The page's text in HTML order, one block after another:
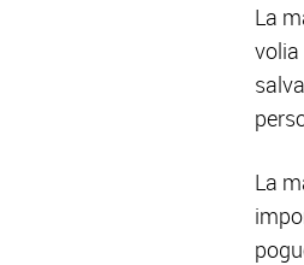
La
volia
La